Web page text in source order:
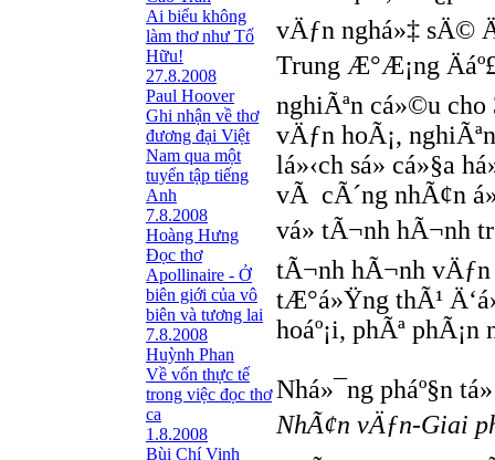
Ai biểu không
làm thơ như Tố
Hữu!
27.8.2008
Paul Hoover
Ghi nhận về thơ
đương đại Việt
Nam qua một
tuyển tập tiếng
Anh
7.8.2008
Hoàng Hưng
Đọc thơ
Apollinaire - Ở
biên giới của vô
biên và tương lai
7.8.2008
Huỳnh Phan
Về vốn thực tế
trong việc đọc thơ
ca
1.8.2008
Bùi Chí Vinh
vÄƒn nghá»‡ sÄ©
Trung Æ°Æ¡ng
nghiÃªn cá»©u
vÄƒn hoÃ¡,
lá»‹ch sá»­ cá»§a
vÃ cÃ´ng nhÃ¢n
vá» tÃ¬nh hÃ¬nh
tÃ¬nh hÃ¬nh vÄƒn
tÆ°á»Ÿng thÃ¹
hoáº¡i, phÃª
Nhá»¯ng pháº§n
NhÃ¢n vÄƒn-Giai